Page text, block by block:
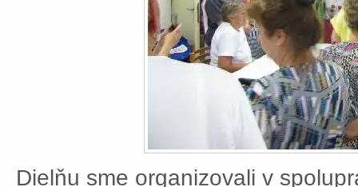
Dielňu sme organizovali v